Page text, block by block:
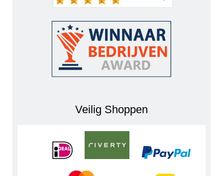
Veilig Shoppen